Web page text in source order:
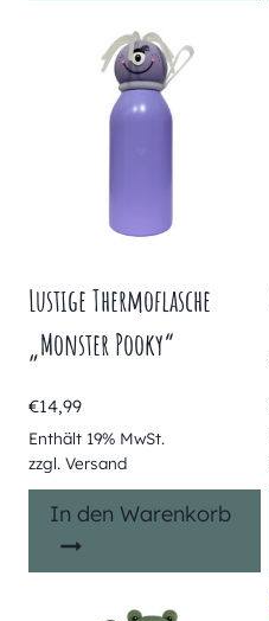
Lustige Thermoflasche
„Monster Pooky“
€14,99
Enthält 19% MwSt.
zzgl. Versand
In den Warenkorb